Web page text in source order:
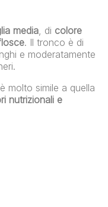
media , di colore
. Il tronco è di
e moderatamente
è molto simile a quella
nutrizionali e